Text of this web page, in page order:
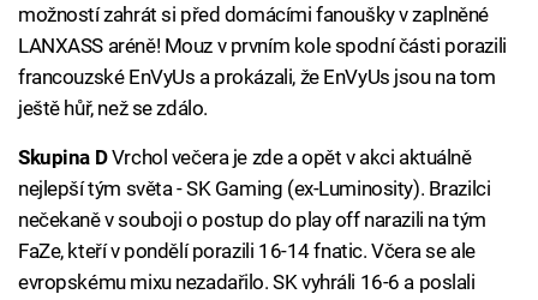
možností zahrát si před domácími fanoušky v zaplněné
LANXASS aréně! Mouz v prvním kole spodní části porazili
francouzské EnVyUs a prokázali, že EnVyUs jsou na tom
ještě hůř, než se zdálo.
Skupina DVrchol večera je zde a opět v akci aktuálně
nejlepší tým světa - SK Gaming (ex-Luminosity). Brazilci
nečekaně v souboji o postup do play off narazili na tým
FaZe, kteří v pondělí porazili 16-14 fnatic. Včera se ale
evropskému mixu nezadařilo. SK vyhráli 16-6 a poslali